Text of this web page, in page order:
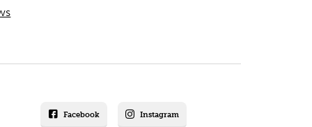
Facebook Instagram